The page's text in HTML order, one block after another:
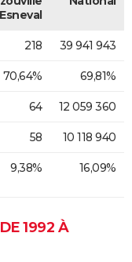
218 39 941 943
70,64% 69,81%
64 12 059 360
58 10 118 940
9,38% 16,09%
1992 À